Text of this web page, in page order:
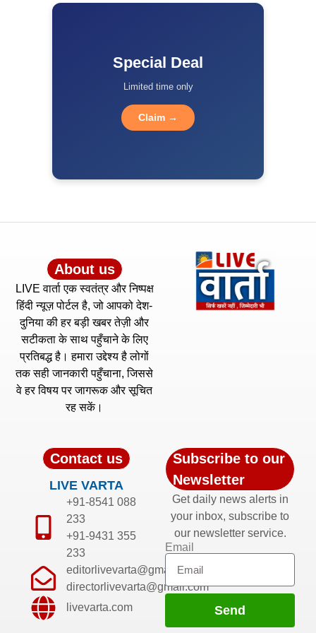
Special Deal
Limited time only
Claim →
About us
LIVE वार्ता एक स्वतंत्र और निष्पक्ष
हिंदी न्यूज़ पोर्टल है, जो आपको देश-
दुनिया की हर बड़ी खबर तेज़ी और
सटीकता के साथ पहुँचाने के लिए
प्रतिबद्ध है। हमारा उद्देश्य है लोगों
तक सही जानकारी पहुँचाना, जिससे
वे हर विषय पर जागरूक और सूचित
रह सकें।
Contact us
LIVE VARTA
+91-8541 088
233
+91-9431 355
233
editorlivevarta@gmail.com
directorlivevarta@gmail.com
livevarta.com
Subscribe to our
Newsletter
Get daily news alerts in
your inbox, subscribe to
our newsletter service.
Email
Send